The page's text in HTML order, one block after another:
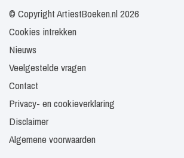
© Copyright ArtiestBoeken.nl 2026
Cookies intrekken
Nieuws
Veelgestelde vragen
Contact
Privacy- en cookieverklaring
Disclaimer
Algemene voorwaarden